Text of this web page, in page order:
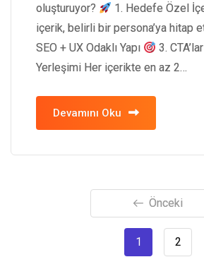
oluşturuyor?
1. Hedefe Özel
içerik, belirli bir persona’ya hitap
SEO + UX Odaklı Yapı
3.
Yerleşimi Her içerikte en az 2…
Devamını Oku
Önceki
1 2